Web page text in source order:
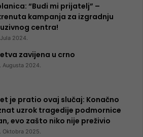
“Budi mi prijatelj” –
kampanja za izgradnju
centra!
2024.
zavijena u crno
Augusta 2024.
je pratio ovaj slučaj: Konačno
uzrok tragedije podmornice
evo zašto niko nije preživio
Oktobra 2025.